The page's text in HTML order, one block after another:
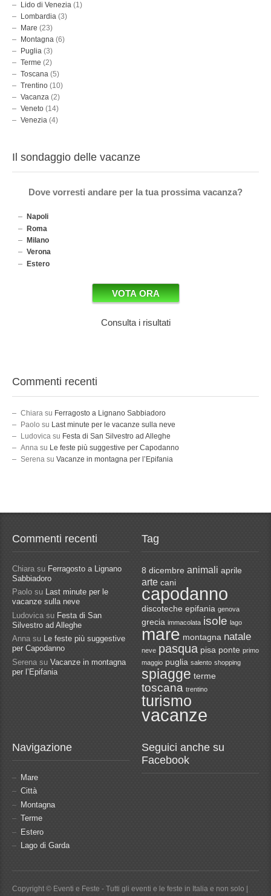
Lido di Venezia (1)
Lombardia (3)
Mare (23)
Montagna (6)
Puglia (3)
Terme (2)
Toscana (5)
Trentino (10)
Vacanza (2)
Veneto (14)
Venezia (4)
Il sondaggio delle vacanze
Dove vorresti andare per la tua prossima vacanza?
Napoli
Roma
Milano
Verona
Estero
Consulta i risultati
Commenti recenti
Chiara su Ferragosto a Lignano Sabbiadoro
Paolo su Last minute per le vacanze sulla neve
Ludovica su Festa di San Silvestro ad Alleghe
Anna su Le feste più suggestive per Capodanno
Serena su Vacanze in montagna per l’Epifania
Commenti recenti
Chiara su Ferragosto a Lignano
Sabbiadoro
Paolo su Last minute per le
vacanze sulla neve
Ludovica su Festa di San
Silvestro ad Alleghe
Anna su Le feste più suggestive
per Capodanno
Serena su Vacanze in montagna
per l’Epifania
Tag
8 dicembre animali aprile
arte cani
capodanno
discoteche epifania genova
grecia immacolata isole lago
mare montagna natale
neve pasqua pisa ponte primo
maggio puglia salento shopping
spiagge terme
toscana trentino
turismo
vacanze
Navigazione
Mare
Città
Montagna
Terme
Estero
Lago di Garda
Seguici anche su
Facebook
Copyright © Eventi e Feste - Tutti gli eventi e le feste in Italia e non solo |